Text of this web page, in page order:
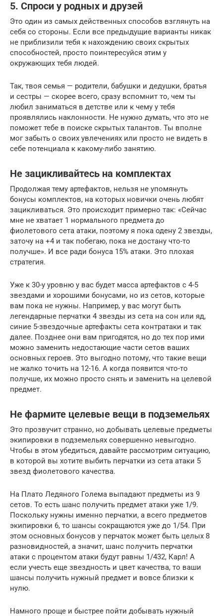
5. Спроси у родных и друзей
Это один из самых действенных способов взглянуть на
себя со стороны. Если все предыдущие варианты никак
не приблизили тебя к нахождению своих скрытых
способностей, просто поинтересуйся этим у
окружающих тебя людей.
Так, твоя семья — родители, бабушки и дедушки, братья
и сестры — скорее всего, сразу вспомнит то, чем ты
любил заниматься в детстве или к чему у тебя
проявлялись наклонности. Не нужно думать, что это не
поможет тебе в поиске скрытых талантов. Ты вполне
мог забыть о своих увлечениях или просто не видеть в
себе потенциала к какому-либо занятию.
Не зацикливайтесь на комплектах
Продолжая тему артефактов, нельзя не упомянуть
бонусы комплектов, на которых новички очень любят
зацикливаться. Это происходит примерно так: «Сейчас
мне не хватает 1 нормального предмета до
фиолетового сета атаки, поэтому я пока одену 2 звезды,
заточу на +4 и так побегаю, пока не достану что-то
получше». И все ради бонуса 15% атаки. Это плохая
стратегия.
Уже к 30-у уровню у вас будет масса артефактов с 4-5
звездами и хорошими бонусами, но из сетов, которые
вам пока не нужны. Например, у вас могут быть
легендарные перчатки 4 звезды из сета на сон или яд,
синие 5-звездочные артефакты сета контратаки и так
далее. Позднее они вам пригодятся, но до тех пор ими
можно заменить недостающие части сетов ваших
основных героев. Это выгодно потому, что такие вещи
не жалко точить на 12-16. А когда появится что-то
получше, их можно просто снять и заменить на целевой
предмет.
Не фармите целевые вещи в подземельях
Это прозвучит странно, но добывать целевые предметы
экипировки в подземельях совершенно невыгодно.
Чтобы в этом убедиться, давайте рассмотрим ситуацию,
в которой вы хотите выбить перчатки из сета атаки 5
звезд фиолетового качества.
На Плато Ледяного Голема выпадают предметы из 9
сетов. То есть шанс получить предмет атаки уже 1/9.
Поскольку нужны именно перчатки, а всего предметов
экипировки 6, то шансы сокращаются уже до 1/54. При
этом основных бонусов у перчаток может быть целых 8
разновидностей, а значит, шанс получить перчатки
атаки с процентом атаки будут равны 1/432, Карл! А
если учесть еще звездность и цвет качества, то ваши
шансы получить нужный предмет и вовсе близки к
нулю.
Намного проще и быстрее пойти добывать нужный